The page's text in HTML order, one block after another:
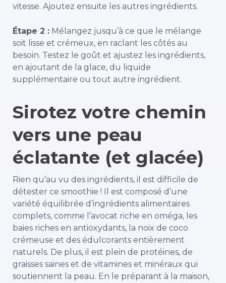
vitesse. Ajoutez ensuite les autres ingrédients.
Étape 2 : Mélangez jusqu’à ce que le mélange
soit lisse et crémeux, en raclant les côtés au
besoin. Testez le goût et ajustez les ingrédients,
en ajoutant de la glace, du liquide
supplémentaire ou tout autre ingrédient.
Sirotez votre chemin
vers une peau
éclatante (et glacée)
Rien qu’au vu des ingrédients, il est difficile de
détester ce smoothie ! Il est composé d’une
variété équilibrée d’ingrédients alimentaires
complets, comme l’avocat riche en oméga, les
baies riches en antioxydants, la noix de coco
crémeuse et des édulcorants entièrement
naturels. De plus, il est plein de protéines, de
graisses saines et de vitamines et minéraux qui
soutiennent la peau. En le préparant à la maison,